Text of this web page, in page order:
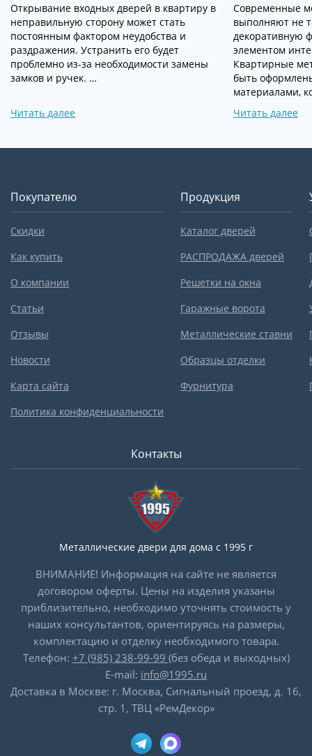
Открывание входных дверей в квартиру в
неправильную сторону может стать
постоянным фактором неудобства и
раздражения. Устранить его будет
проблемно из-за необходимости замены
замков и ручек. …
Читать далее
Современные
выполняют не
декоративную
элементом
Квартирные
быть
материалами,
Читать далее
Покупателю
Скидки
Как купить
О компании
Статьи
Отзывы
Новости
Карта сайта
Политика конфиденциальности
Продукция
Каталог дверей
РАСПРОДАЖА дверей
Решетки на окна
Гаражные ворота
Металлические ставни
Образцы отделки
Фурнитура
Контакты
Металлические двери для дома с 1995 г
ВНИМАНИЕ! Информация на сайте не является
договором оферты. Цены на изделия указаны
приблизительно, необходимо уточнять стоимость у
наших консультантов, ориентируясь на размеры,
комплектацию и отделку необходимого товара.
Телефон: +7 (985) 238-99-99 (без обеда и выходных)
E-mail: info@1995.ru
Доставка в Москве: г. Москва, Сигнальный проезд, д. 16,
стр. 1, ТВЦ «РемДекор»